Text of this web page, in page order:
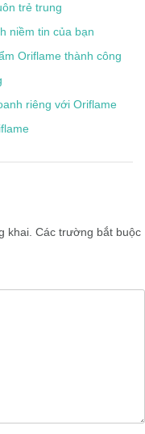
trẻ trung
niềm tin của bạn
Oriflame thành công
riêng với Oriflame
khai. Các trường bắt buộc